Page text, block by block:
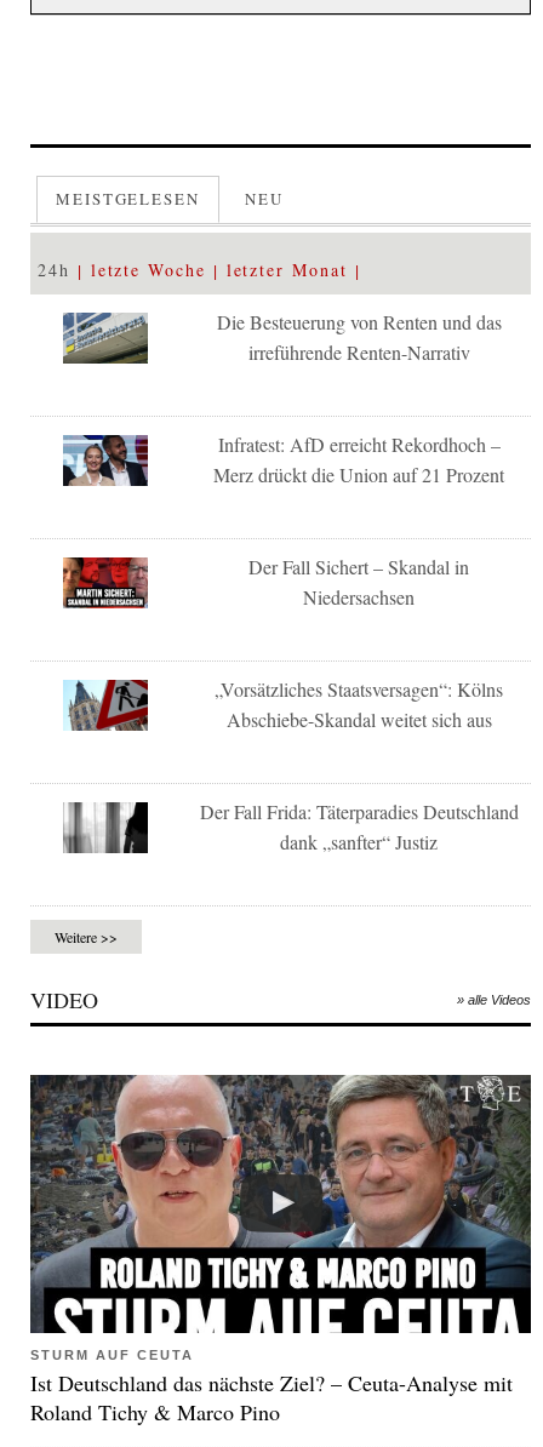
MEISTGELESEN NEU
24h letzte Woche letzter Monat
Die Besteuerung von Renten und das
irreführende Renten-Narrativ
Infratest: AfD erreicht Rekordhoch –
Merz drückt die Union auf 21 Prozent
Der Fall Sichert – Skandal in
Niedersachsen
„Vorsätzliches Staatsversagen“: Kölns
Abschiebe-Skandal weitet sich aus
Der Fall Frida: Täterparadies Deutschland
dank „sanfter“ Justiz
Weitere >>
VIDEO » alle Videos
STURM AUF CEUTA
Ist Deutschland das nächste Ziel? – Ceuta-Analyse mit
Roland Tichy & Marco Pino